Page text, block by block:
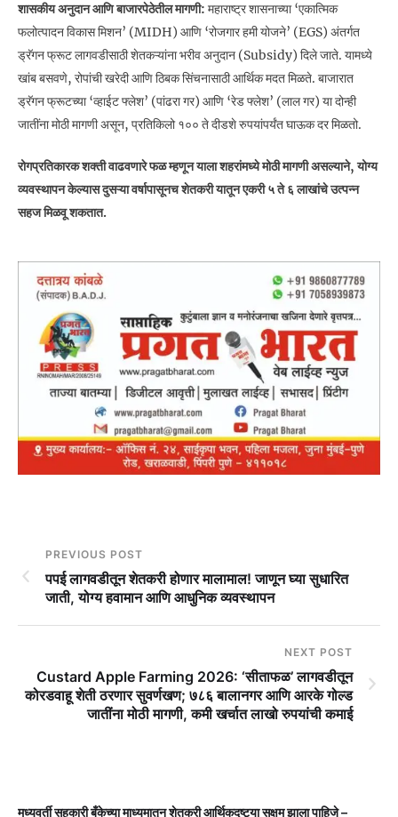
शासकीय अनुदान आणि बाजारपेठेतील मागणी: महाराष्ट्र शासनाच्या ‘एकात्मिक
फलोत्पादन विकास मिशन’ (MIDH) आणि ‘रोजगार हमी योजने’ (EGS) अंतर्गत
ड्रॅगन फ्रूट लागवडीसाठी शेतकऱ्यांना भरीव अनुदान (Subsidy) दिले जाते. यामध्ये
खांब बसवणे, रोपांची खरेदी आणि ठिबक सिंचनासाठी आर्थिक मदत मिळते. बाजारात
ड्रॅगन फ्रूटच्या ‘व्हाईट फ्लेश’ (पांढरा गर) आणि ‘रेड फ्लेश’ (लाल गर) या दोन्ही
जातींना मोठी मागणी असून, प्रतिकिलो १०० ते दीडशे रुपयांपर्यंत घाऊक दर मिळतो.
रोगप्रतिकारक शक्ती वाढवणारे फळ म्हणून याला शहरांमध्ये मोठी मागणी असल्याने, योग्य
व्यवस्थापन केल्यास दुसऱ्या वर्षापासूनच शेतकरी यातून एकरी ५ ते ६ लाखांचे उत्पन्न
सहज मिळवू शकतात.
PREVIOUS POST
पपई लागवडीतून शेतकरी होणार मालामाल! जाणून घ्या सुधारित
जाती, योग्य हवामान आणि आधुनिक व्यवस्थापन
NEXT POST
Custard Apple Farming 2026: ‘सीताफळ’ लागवडीतून
कोरडवाहू शेती ठरणार सुवर्णखण; ७८६ बालानगर आणि आरके गोल्ड
जातींना मोठी मागणी, कमी खर्चात लाखो रुपयांची कमाई
मध्यवर्ती सहकारी बँकेच्या माध्यमातून शेतकरी आर्थिकदृष्ट्या सक्षम झाला पाहिजे –